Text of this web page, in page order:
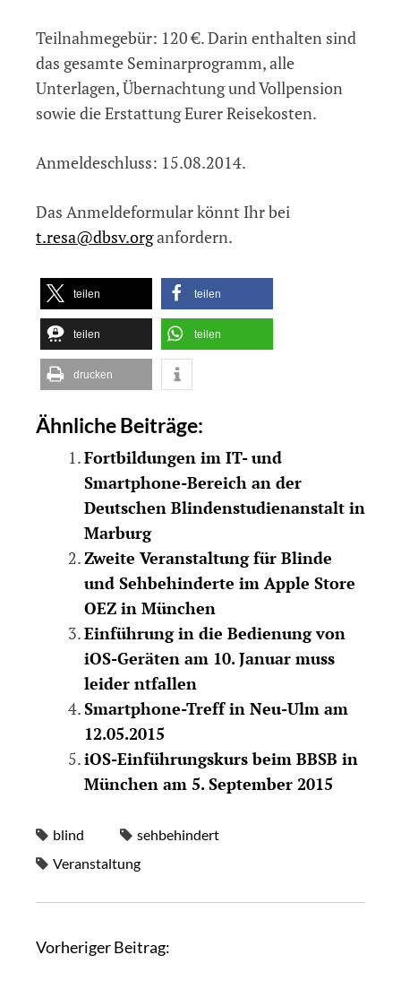
Teilnahmegebür: 120 €. Darin enthalten sind
das gesamte Seminarprogramm, alle
Unterlagen, Übernachtung und Vollpension
sowie die Erstattung Eurer Reisekosten.
Anmeldeschluss: 15.08.2014.
Das Anmeldeformular könnt Ihr bei
t.resa@dbsv.organfordern.
teilen teilen
teilen teilen
drucken
Ähnliche Beiträge:
Fortbildungen im IT- und
Smartphone-Bereich an der
Deutschen Blindenstudienanstalt in
Marburg
Zweite Veranstaltung für Blinde
und Sehbehinderte im Apple Store
OEZ in München
Einführung in die Bedienung von
iOS-Geräten am 10. Januar muss
leider ntfallen
Smartphone-Treff in Neu-Ulm am
12.05.2015
iOS-Einführungskurs beim BBSB in
München am 5. September 2015
blind
sehbehindert
Veranstaltung
Vorheriger Beitrag: